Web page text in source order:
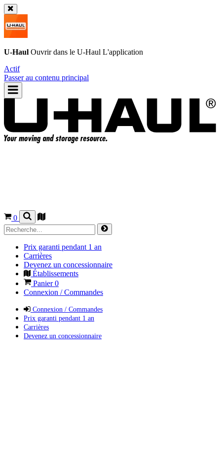
U-Haul Ouvrir dans le U-Haul L'application
Actif
Passer au contenu principal
0
Prix garanti pendant 1 an
Carrières
Devenez un concessionnaire
Établissements
Panier0
Connexion / Commandes
Connexion / Commandes
Prix garanti pendant 1 an
Carrières
Devenez un concessionnaire